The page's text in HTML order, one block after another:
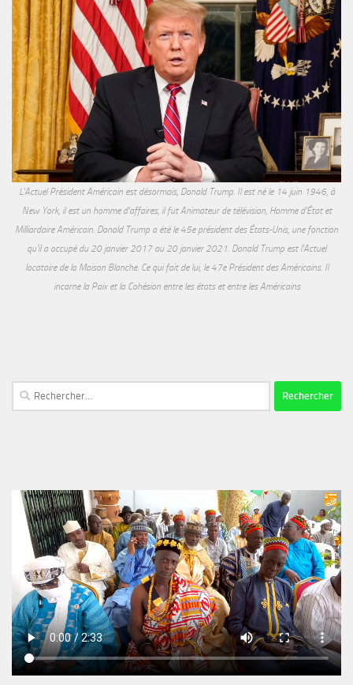
L'Actuel Président Américain est désormais, Donald Trump. Il est né le 14 juin 1946, à
New York, il est un homme d'affaires, il fut Animateur de télévision, Homme d'État et
Milliardaire Américain. Donald Trump a été le 45e président des États-Unis, une fonction
qu'il a occupé du 20 janvier 2017 au 20 janvier 2021. Donald Trump est l'Actuel
locataire de la Maison Blanche. Ce qui fait de lui, le 47e Président des Américains. Il
incarne la Paix et la Cohésion entre les états et entre les Américains
Rechercher :